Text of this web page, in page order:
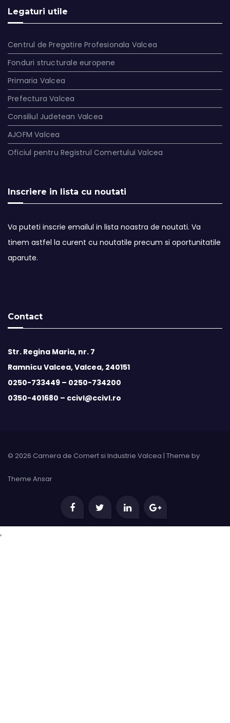
Legaturi utile
Centrul de Pregatire Profesionala Valcea
Fonduri structurale europene
Primaria Valcea
Prefectura Valcea
Consiliul Judetean Valcea
AJOFM Valcea
Oficiul pentru Registrul Comertului Valcea
Inscriere in lista cu noutati
Va puteti inscrie emailul in lista noastra de noutati. Va
tinem astfel la curent cu noutatile precum si oportunitatile
aparute.
Contact
Str. Regina Maria, nr. 7
Ramnicu Valcea, Valcea, 240151
0250-733449 – 0250-734200
0350-401680 – ccivl@ccivl.ro
© 2026 Camera de Comert si Industrie Valcea | Theme by
Theme Ansar